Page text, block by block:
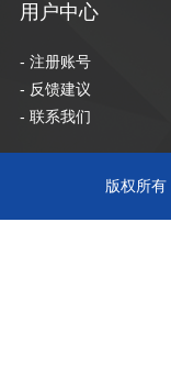
用户中心
- 注册账号
- 反馈建议
- 联系我们
版权所